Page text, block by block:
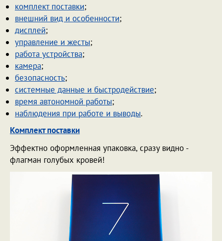
комплект поставки;
внешний вид и особенности;
дисплей;
управление и жесты;
работа устройства;
камера;
безопасность;
системные данные и быстродействие;
время автономной работы;
наблюдения при работе и выводы.
Комплект поставки
Эффектно оформленная упаковка, сразу видно -
флагман голубых кровей!